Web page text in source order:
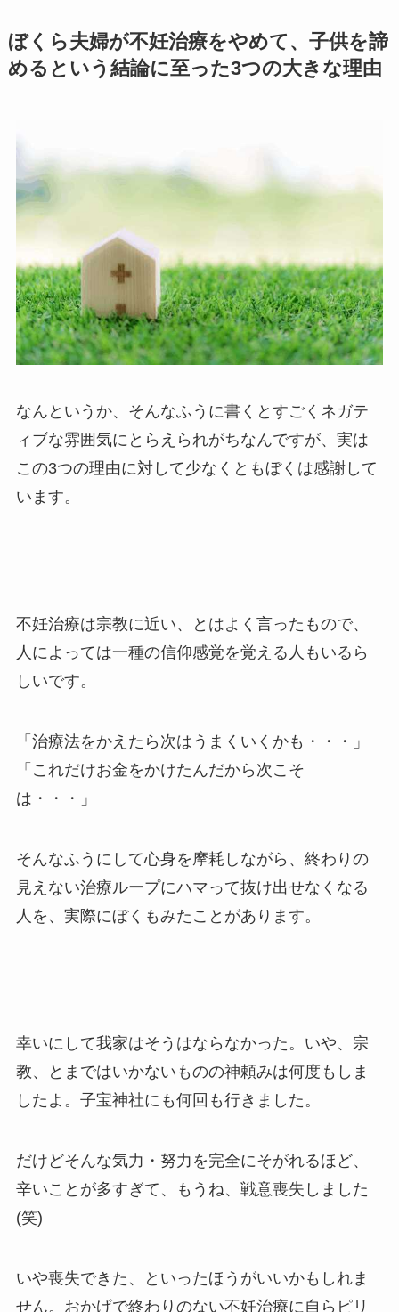
ぼくら夫婦が不妊治療をやめて、子供を諦
めるという結論に至った3つの大きな理由
なんというか、そんなふうに書くとすごくネガテ
ィブな雰囲気にとらえられがちなんですが、実は
この3つの理由に対して少なくともぼくは感謝して
います。
不妊治療は宗教に近い、とはよく言ったもので、
人によっては一種の信仰感覚を覚える人もいるら
しいです。
「治療法をかえたら次はうまくいくかも・・・」
「これだけお金をかけたんだから次こそ
は・・・」
そんなふうにして心身を摩耗しながら、終わりの
見えない治療ループにハマって抜け出せなくなる
人を、実際にぼくもみたことがあります。
幸いにして我家はそうはならなかった。いや、宗
教、とまではいかないものの神頼みは何度もしま
したよ。子宝神社にも何回も行きました。
だけどそんな気力・努力を完全にそがれるほど、
辛いことが多すぎて、もうね、戦意喪失しました
(笑)
いや喪失できた、といったほうがいいかもしれま
せん。おかげで終わりのない不妊治療に自らピリ